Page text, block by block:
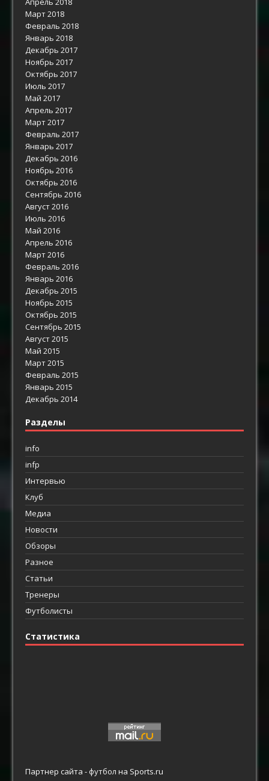
Март 2018
Февраль 2018
Январь 2018
Декабрь 2017
Ноябрь 2017
Октябрь 2017
Июль 2017
Май 2017
Апрель 2017
Март 2017
Февраль 2017
Январь 2017
Декабрь 2016
Ноябрь 2016
Октябрь 2016
Сентябрь 2016
Август 2016
Июль 2016
Май 2016
Апрель 2016
Март 2016
Февраль 2016
Январь 2016
Декабрь 2015
Ноябрь 2015
Октябрь 2015
Сентябрь 2015
Август 2015
Май 2015
Март 2015
Февраль 2015
Январь 2015
Декабрь 2014
Разделы
info
infp
Интервью
Клуб
Медиа
Новости
Обзоры
Разное
Статьи
Тренеры
Футболисты
Статистика
Партнер сайта -футбол на Sports.ru